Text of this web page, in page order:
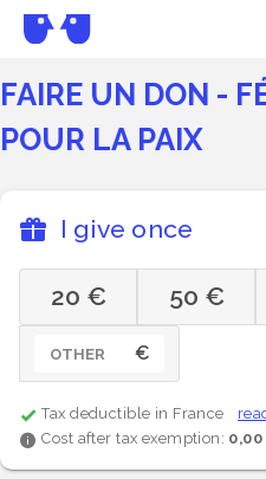
FAIRE UN DON -
POUR LA PAIX
I give once
20 € 50 €
OTHER €
Tax deductible in France
Cost after tax exemption: